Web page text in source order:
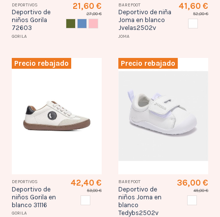
DEPORTIVOS
Deportivo de
niños Gorila
72603
GORILA
21,60 €
27,00 €
BAREFOOT
Deportivo de niña
Joma en blanco
Jvelas2502v
JOMA
41,60 €
52,00 €
Precio rebajado
DEPORTIVOS
Deportivo de
niños Gorila en
blanco 31116
GORILA
42,40 €
53,00 €
Precio rebajado
BAREFOOT
Deportivo de
niños Joma en
blanco
Tedybs2502v
36,00 €
45,00 €